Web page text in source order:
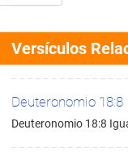
Versículos
Deuteronomio 18:8
Deuteronomio 18:8